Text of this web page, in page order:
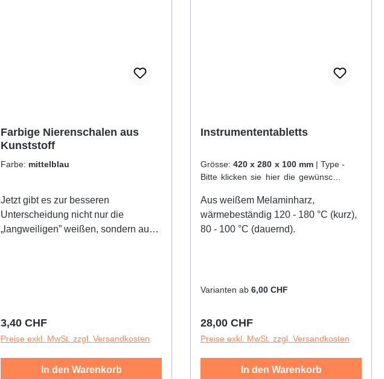
Farbige Nierenschalen aus
Kunststoff
Farbe: mittelblau
Jetzt gibt es zur besseren
Unterscheidung nicht nur die
„langweiligen” weißen, sondern auch
ca. 30 mm
Regulärer Preis:
3,40 CHF
Preise exkl. MwSt. zzgl. Versandkosten
In den Warenkorb
Instrumententabletts
Grösse: 420 x 280 x 100 mm |
Bitte klicken sie hier die gewünschte
Aus weißem Melaminharz,
wärmebeständig 120 - 180 °C (kurz),
80 - 100 °C (dauernd).
Varianten ab 6,00 CHF
Regulärer Preis:
28,00 CHF
Preise exkl. MwSt. zzgl. Versandkosten
In den Warenkorb